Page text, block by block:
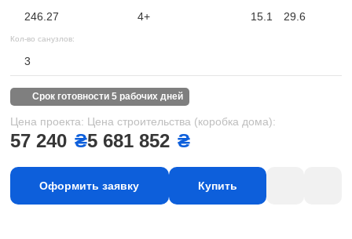
246.27 4+ 15.1 29.6
Кол-во санузлов:
3
срок готовности 5 рабочих дней
Цена проекта:
57 240 ₴
Цена строительства (коробка дома):
5 681 852 ₴
Оформить заявку Купить